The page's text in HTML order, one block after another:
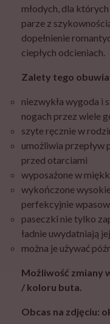
młodych, dla
parze z
dopełnienie
ciepłych odcieniach.
Zalety tego
niezwykła wygoda i
nogach przez wiele
szyte ręcznie w
umożliwia przepływ
przed otarciami
wyposażone w
wykończone
perfekcyjnie
paseczki nie tylko
ładnie uwydatniają
można je używać
Możliwość zmiany
/ koloru buta.
Obcas na zdjęciu: